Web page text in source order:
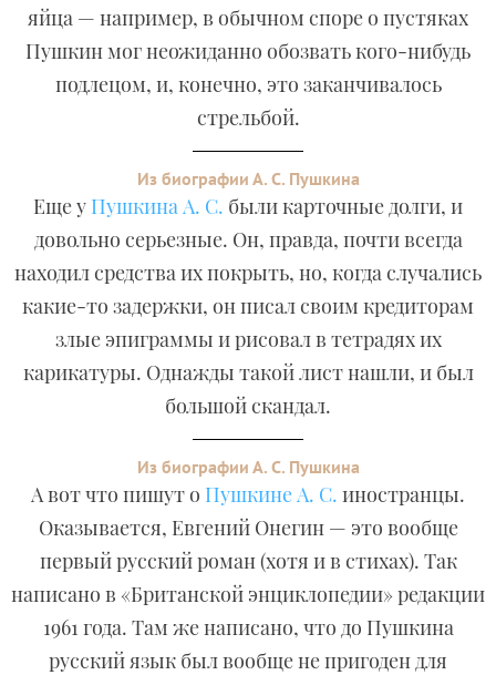
яйца — например, в обычном споре о пустяках
Пушкин мог неожиданно обозвать кого-нибудь
подлецом, и, конечно, это заканчивалось
стрельбой.
Из биографии А. С. Пушкина
Еще у Пушкина А. С. были карточные долги, и
довольно серьезные. Он, правда, почти всегда
находил средства их покрыть, но, когда случались
какие-то задержки, он писал своим кредиторам
злые эпиграммы и рисовал в тетрадях их
карикатуры. Однажды такой лист нашли, и был
большой скандал.
Из биографии А. С. Пушкина
А вот что пишут о Пушкине А. С. иностранцы.
Оказывается, Евгений Онегин — это вообще
первый русский роман (хотя и в стихах). Так
написано в «Британской энциклопедии» редакции
1961 года. Там же написано, что до Пушкина
русский язык был вообще не пригоден для